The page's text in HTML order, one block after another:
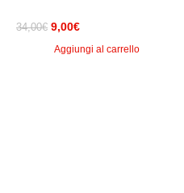
34,00€ 9,00€
Aggiungi al carrello